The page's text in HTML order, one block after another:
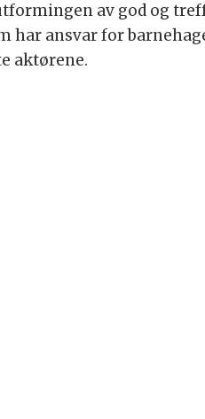
av god og
ansvar for
aktørene.